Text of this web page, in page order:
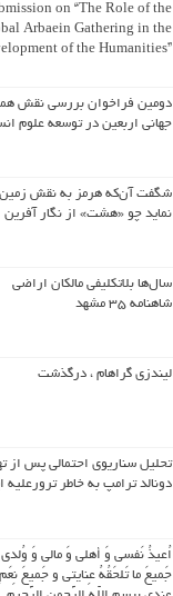
on “The Role of the
Arbaein Gathering in the
of the Humanities”
دومین فراخوان بررسی نقش
جهانی اربعین در توسعه علوم
شگفت آن‌که هرمز به نقش زمین
نماید چو «هشت» از نگار آفرین
سال‌ها بلاتکلیفی مالکان اراضی
شاهنامه ۳۵ مشهد
لیندزی گراهام ، درگذشت
تحلیل سناریوی احتمالی پس از
دونالد ترامپ به خاطر ترورعلیه
اُعیذُ نَفسی وَ أهلی وَ مالی وَ
جَمیعَ ما تَلحَقُهُ عِنایتی و جَمیعَ نِعَمِ